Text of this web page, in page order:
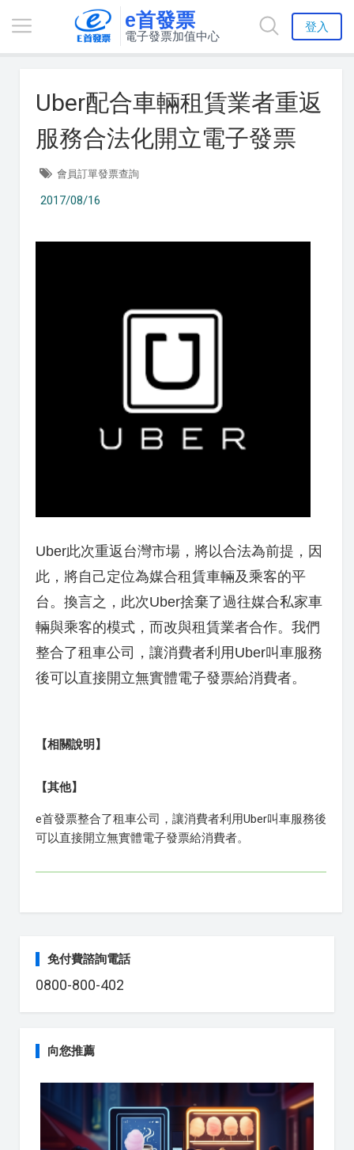
e首發票
電子發票加值中心
登入
Uber配合車輛租賃業者重返
服務合法化開立電子發票
會員訂單發票查詢
2017/08/16
Uber此次重返台灣市場，將以合法為前提，因
此，將自己定位為媒合租賃車輛及乘客的平
台。換言之，此次Uber捨棄了過往媒合私家車
輛與乘客的模式，而改與租賃業者合作。我們
整合了租車公司，讓消費者利用 Uber叫車服務
後可以直接開立無實體電子發票給消費者。
【相關說明】
【其他】
e首發票整合了租車公司，讓消費者利用Uber叫車服務後
可以直接開立無實體電子發票給消費者。
免付費諮詢電話
0800-800-402
向您推薦